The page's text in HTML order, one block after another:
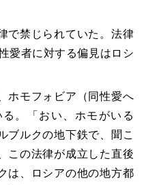
で禁じられていた。法律
愛者に対する偏見はロシ
ホモフォビア（同性愛へ
。「おい、ホモがいる
ブルクの地下鉄で、聞こ
この法律が成立した直後
は、ロシアの他の地方都